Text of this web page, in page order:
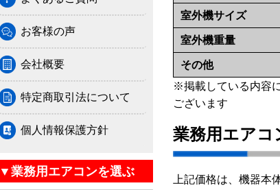
お客様の声
会社概要
特定商取引法について
個人情報保護方針
▼業務用エアコンを選ぶ
室外機サイズ
室外機重量
その他
※掲載している内容
ございます
業務用エアコ
上記価格は、機器本